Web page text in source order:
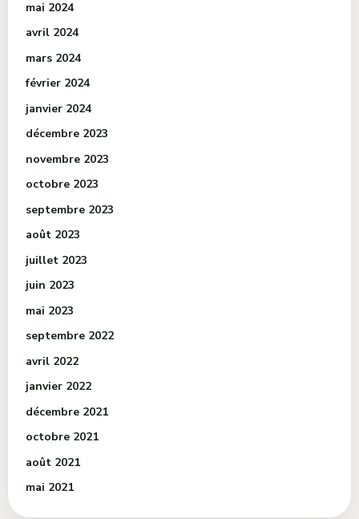
mai 2024
avril 2024
mars 2024
février 2024
janvier 2024
décembre 2023
novembre 2023
octobre 2023
septembre 2023
août 2023
juillet 2023
juin 2023
mai 2023
septembre 2022
avril 2022
janvier 2022
décembre 2021
octobre 2021
août 2021
mai 2021